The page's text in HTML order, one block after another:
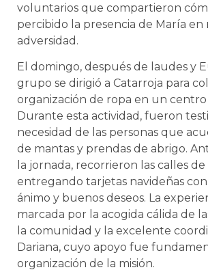
voluntarios que compartieron
percibido la presencia de María en
adversidad.
El domingo, después de laudes y
grupo se dirigió a Catarroja para
organización de ropa en un centro
Durante esta actividad, fueron
necesidad de las personas que
de mantas y prendas de abrigo.
la jornada, recorrieron las calles
entregando tarjetas navideñas
ánimo y buenos deseos. La
marcada por la acogida cálida de
la comunidad y la excelente
Dariana, cuyo apoyo fue
organización de la misión.